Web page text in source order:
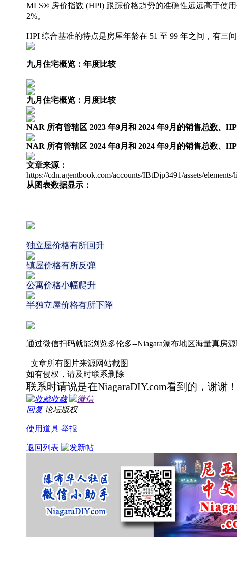
MLS® 房价指数 (HPI) 跟踪价格趋势的准确性远远高于使
2%。
HPI 综合基准的特点是房屋年龄在 51 至 99 年之间，有三
九月住宅概览：年度比较
九月住宅概览：月度比较
NAR 所有管辖区 2023 年9月和 2024 年9月的销售总数、
NAR 所有管辖区 2024 年8月和 2024 年9月的销售总数、
文章来源：
https://cdn.agentbook.com/accounts/IBtDjp3491/assets/
从图表数据显示：
独立屋价格有所回升
镇屋价格有所反弹
公寓价格小幅爬升
半独立屋价格有所下降
通过微信扫码就能浏览多伦多--Niagara瀑布地区海量真房
文章所有图片来源网站截图
如有侵权，请及时联系删除
联系时请说是在NiagaraDIY.com看到的，谢谢！
收藏
微信
回复 论坛版权
使用道具 举报
返回列表